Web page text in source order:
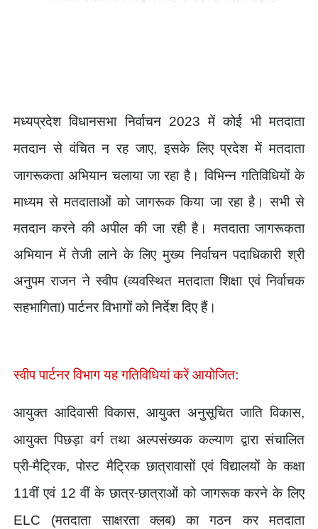
मध्यप्रदेश विधानसभा निर्वाचन 2023 में कोई भी मतदाता
मतदान से वंचित न रह जाए,इसके लिए प्रदेश में मतदाता
जागरूकता अभियान चलाया जा रहा है। विभिन्न गतिविधियों के
माध्यम से मतदाताओं को जागरूक किया जा रहा है। सभी से
मतदान करने की अपील की जा रही है। मतदाता जागरूकता
अभियान में तेजी लाने के लिए मुख्य निर्वाचन पदाधिकारी श्री
अनुपम राजन ने स्वीप (व्यवस्थित मतदाता शिक्षा एवं निर्वाचक
सहभागिता) पार्टनर विभागों को निर्देश दिए हैं।
स्वीप पार्टनर विभाग यह गतिविधियां करें आयोजित:
आयुक्त आदिवासी विकास, आयुक्त अनुसूचित जाति विकास,
आयुक्त पिछड़ा वर्ग तथा अल्पसंख्यक कल्याण द्वारा संचालित
प्री-मैट्रिक,पोस्ट मैट्रिक छात्रावासों एवं विद्यालयों के कक्षा
11वीं एवं 12 वीं के छात्र-छात्राओं को जागरूक करने के लिए
ELC (मतदाता साक्षरता क्लब) का गठन कर मतदाता